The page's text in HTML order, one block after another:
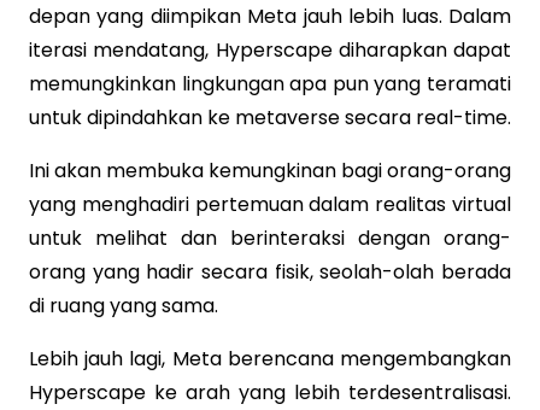
depan yang diimpikan Meta jauh lebih luas. Dalam
iterasi mendatang, Hyperscape diharapkan dapat
memungkinkan lingkungan apa pun yang teramati
untuk dipindahkan ke metaverse secara real-time.
Ini akan membuka kemungkinan bagi orang-orang
yang menghadiri pertemuan dalam realitas virtual
untuk melihat dan berinteraksi dengan orang-
orang yang hadir secara fisik, seolah-olah berada
di ruang yang sama.
Lebih jauh lagi, Meta berencana mengembangkan
Hyperscape ke arah yang lebih terdesentralisasi.